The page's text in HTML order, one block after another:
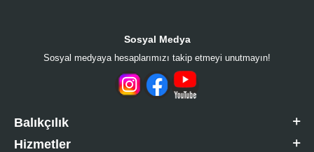
Sosyal Medya
Sosyal medyaya hesaplarımızı takip etmeyi unutmayın!
Balıkçılık
Hizmetler